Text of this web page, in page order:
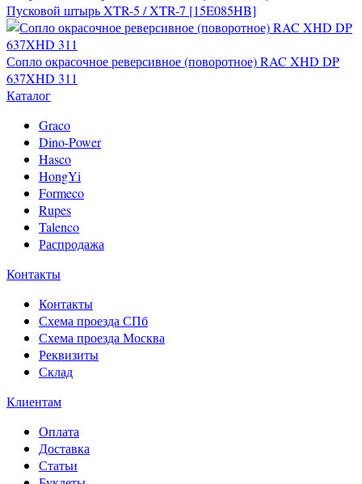
Пусковой штырь XTR-5 / XTR-7 [15E085HB]
Сопло окрасочное реверсивное (поворотное) RAC XHD DP
637XHD 311
Каталог
Graco
Dino-Power
Hasco
HongYi
Formeco
Rupes
Talenco
Распродажа
Контакты
Контакты
Схема проезда СПб
Схема проезда Москва
Реквизиты
Склад
Клиентам
Оплата
Доставка
Статьи